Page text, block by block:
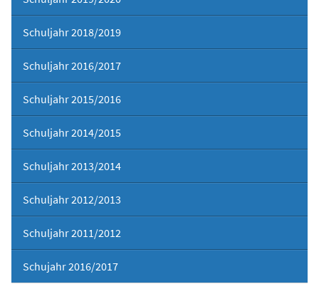
Schuljahr 2018/2019
Schuljahr 2016/2017
Schuljahr 2015/2016
Schuljahr 2014/2015
Schuljahr 2013/2014
Schuljahr 2012/2013
Schuljahr 2011/2012
Schujahr 2016/2017